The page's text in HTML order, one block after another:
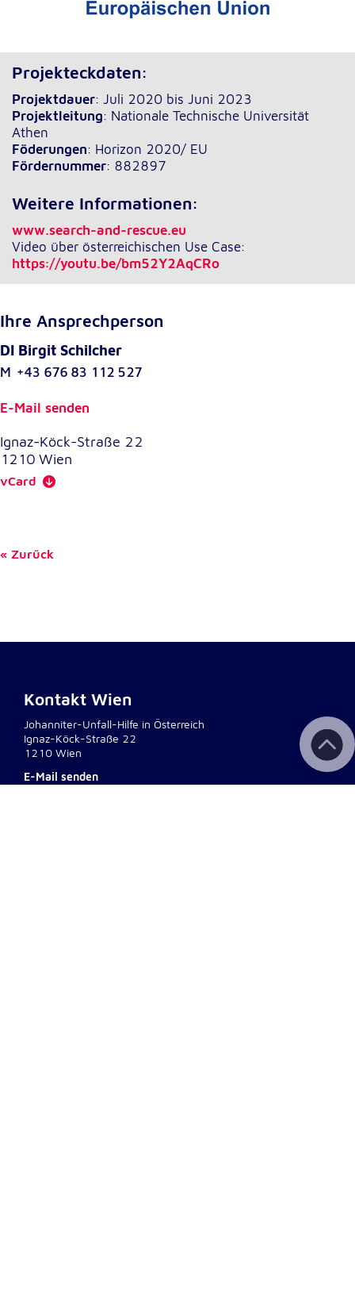
Projekteckdaten:
Projektdauer: Juli 2020 bis Juni 2023
Projektleitung: Nationale Technische Universität
Athen
Föderungen: Horizon 2020/ EU
Fördernummer: 882897
Weitere Informationen:
www.search-and-rescue.eu
Video über österreichischen Use Case:
https://youtu.be/bm52Y2AqCRo
Ihre Ansprechperson
DI Birgit Schilcher
M +43 676 83 112 527
E-Mail senden
Ignaz-Köck-Straße 22
1210 Wien
vCard
Zurück
Kontakt Wien
Johanniter-Unfall-Hilfe in Österreich
Ignaz-Köck-Straße 22
1210 Wien
E-Mail senden